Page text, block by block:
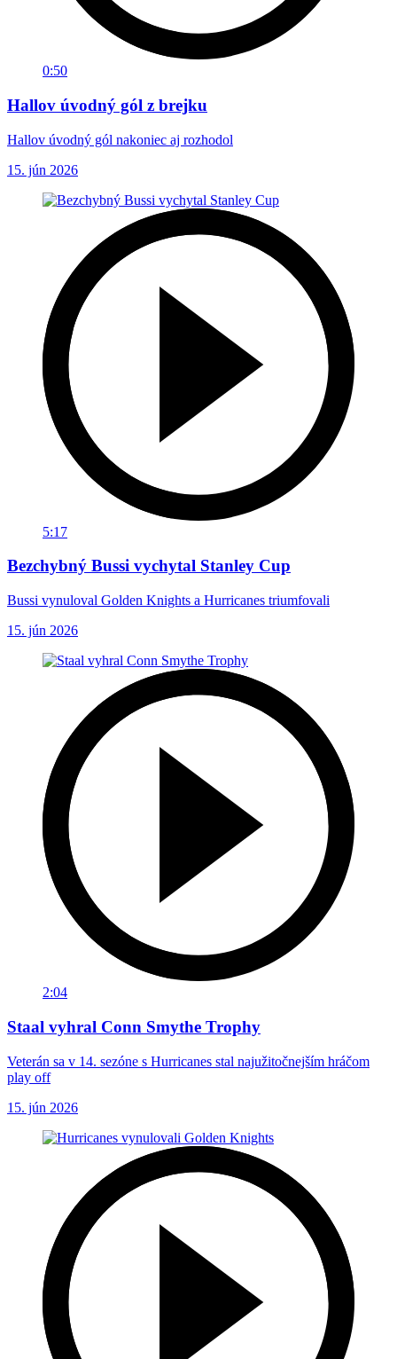
0:50
Hallov úvodný gól z brejku
Hallov úvodný gól nakoniec aj rozhodol
15. jún 2026
5:17
Bezchybný Bussi vychytal Stanley Cup
Bussi vynuloval Golden Knights a Hurricanes triumfovali
15. jún 2026
2:04
Staal vyhral Conn Smythe Trophy
Veterán sa v 14. sezóne s Hurricanes stal najužitočnejším hráčom
play off
15. jún 2026